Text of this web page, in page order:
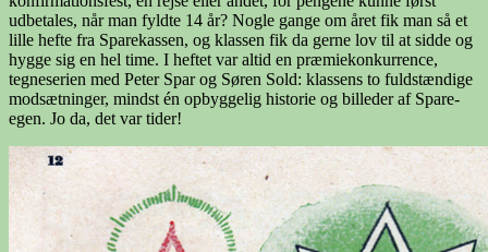
udbetales, når man fyldte 14 år? Nogle gange om året fik man så et
lille hefte fra Sparekassen, og klassen fik da gerne lov til at sidde og
hygge sig en hel time. I heftet var altid en præmiekonkurrence,
tegneserien med Peter Spar og Søren Sold: klassens to fuldstændige
modsætninger, mindst én opbyggelig historie og billeder af Spare-
egen. Jo da, det var tider!